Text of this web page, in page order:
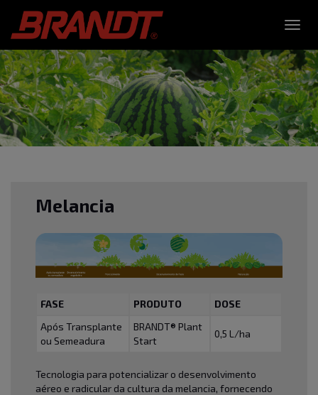
Melancia
FASE PRODUTO
DOSE
Após Transplante
ou Semeadura
BRANDT® Plant
Start
0,5 L/ha
Tecnologia para potencializar o desenvolvimento
aéreo e radicular da cultura da melancia, fornecendo